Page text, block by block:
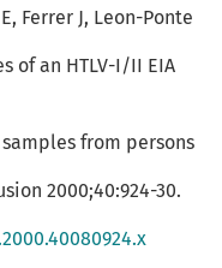
Ferrer J, Leon-Ponte
of an HTLV-I/II EIA
from persons
2000;40:924-30.